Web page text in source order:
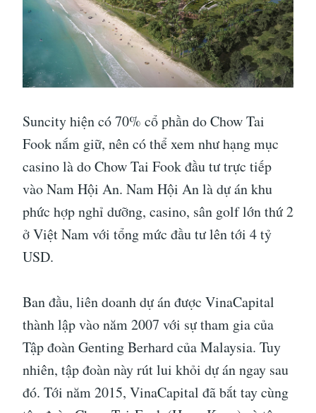
Suncity hiện có 70% cổ phần do Chow Tai
Fook nắm giữ, nên có thể xem như hạng mục
casino là do Chow Tai Fook đầu tư trực tiếp
vào Nam Hội An. Nam Hội An là dự án khu
phức hợp nghỉ dưỡng, casino, sân golf lớn thứ 2
ở Việt Nam với tổng mức đầu tư lên tới 4 tỷ
USD.
Ban đầu, liên doanh dự án được VinaCapital
thành lập vào năm 2007 với sự tham gia của
Tập đoàn Genting Berhard của Malaysia. Tuy
nhiên, tập đoàn này rút lui khỏi dự án ngay sau
đó. Tới năm 2015, VinaCapital đã bắt tay cùng